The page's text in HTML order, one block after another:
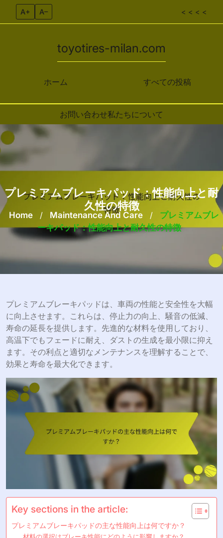
A+ A– < < < <
ホーム
toyotires-milan.com
すべての投稿
お問い合わせ私たちについて
Skip to content
プレミアムブレーキパッド：性能向上と耐
久性の特徴
Home / Maintenance And Care /
プレミアムブレ
ーキパッド：性能向上と耐久性の特徴
プレミアムブレーキパッドは、車両の性能と安全性を大幅
に向上させます。これらは、停止力の向上、騒音の低減、
寿命の延長を提供します。先進的な材料を使用しており、
高温下でもフェードに耐え、ダストの生成を最小限に抑え
ます。その利点と適切なメンテナンスを理解することで、
効果と寿命を最大化できます。
Key sections in the article:
プレミアムブレーキパッドの主な性能向上は何ですか？
材料の選択はブレーキ性能にどのように影響しますか？